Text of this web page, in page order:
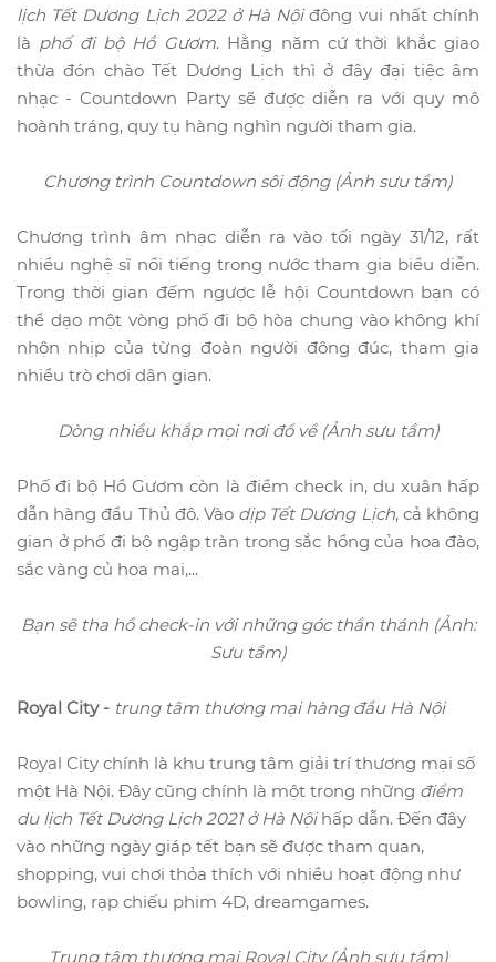
lịch Tết Dương Lịch 2022 ở Hà Nộiđông vui nhất chính
là phố đi bộ Hồ Gươm. Hằng năm cứ thời khắc giao
thừa đón chào Tết Dương Lịch thì ở đây đại tiệc âm
nhạc - Countdown Party sẽ được diễn ra với quy mô
hoành tráng, quy tụ hàng nghìn người tham gia.
Chương trình Countdown sôi động (Ảnh sưu tầm)
Chương trình âm nhạc diễn ra vào tối ngày 31/12, rất
nhiều nghệ sĩ nổi tiếng trong nước tham gia biểu diễn.
Trong thời gian đếm ngược lễ hội Countdown bạn có
thể dạo một vòng phố đi bộ hòa chung vào không khí
nhộn nhịp của từng đoàn người đông đúc, tham gia
nhiều trò chơi dân gian.
Dòng nhiều khắp mọi nơi đổ về (Ảnh sưu tầm)
Phố đi bộ Hồ Gươm còn là điểm check in, du xuân hấp
dẫn hàng đầu Thủ đô. Vào dịp Tết Dương Lịch, cả không
gian ở phố đi bộ ngập tràn trong sắc hồng của hoa đào,
sắc vàng củ hoa mai,...
Bạn sẽ tha hồ check-in với những góc thần thánh (Ảnh:
Sưu tầm)
Royal City - trung tâm thương mại hàng đầu Hà Nội
Royal City chính là khu trung tâm giải trí thương mại số
một Hà Nội. Đây cũng chính là một trong những điểm
du lịch Tết Dương Lịch 2021 ở Hà Nộihấp dẫn. Đến đây
vào những ngày giáp tết bạn sẽ được tham quan,
shopping, vui chơi thỏa thích với nhiều hoạt động như
bowling, rạp chiếu phim 4D, dreamgames.
Trung tâm thương mại Royal City (Ảnh sưu tầm)